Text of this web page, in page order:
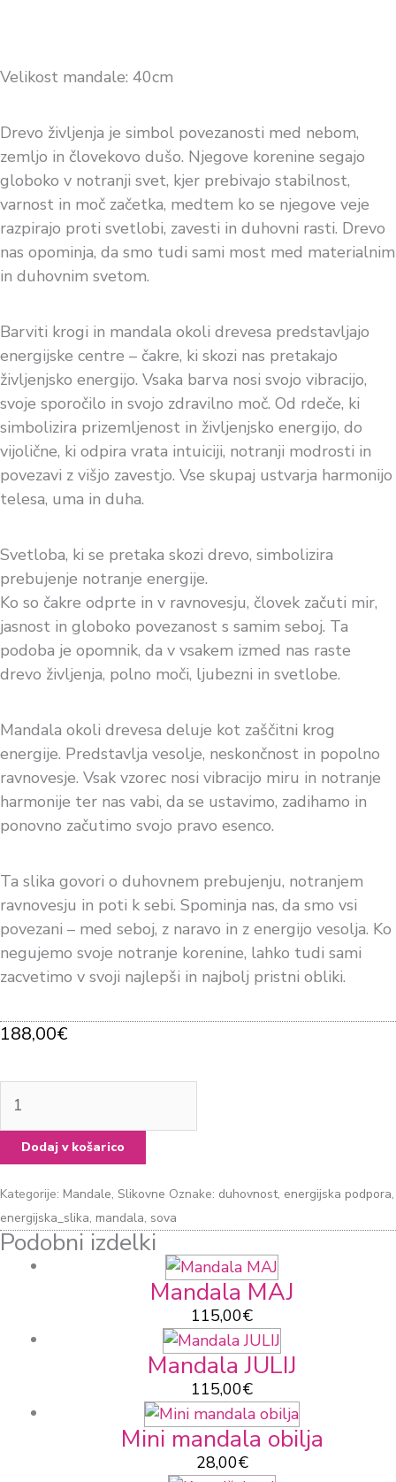
Velikost mandale: 40cm
Drevo življenja je simbol povezanosti med nebom,
zemljo in človekovo dušo. Njegove korenine segajo
globoko v notranji svet, kjer prebivajo stabilnost,
varnost in moč začetka, medtem ko se njegove veje
razpirajo proti svetlobi, zavesti in duhovni rasti. Drevo
nas opominja, da smo tudi sami most med materialnim
in duhovnim svetom.
Barviti krogi in mandala okoli drevesa predstavljajo
energijske centre – čakre, ki skozi nas pretakajo
življenjsko energijo. Vsaka barva nosi svojo vibracijo,
svoje sporočilo in svojo zdravilno moč. Od rdeče, ki
simbolizira prizemljenost in življenjsko energijo, do
vijolične, ki odpira vrata intuiciji, notranji modrosti in
povezavi z višjo zavestjo. Vse skupaj ustvarja harmonijo
telesa, uma in duha.
Svetloba, ki se pretaka skozi drevo, simbolizira
prebujenje notranje energije.
Ko so čakre odprte in v ravnovesju, človek začuti mir,
jasnost in globoko povezanost s samim seboj. Ta
podoba je opomnik, da v vsakem izmed nas raste
drevo življenja, polno moči, ljubezni in svetlobe.
Mandala okoli drevesa deluje kot zaščitni krog
energije. Predstavlja vesolje, neskončnost in popolno
ravnovesje. Vsak vzorec nosi vibracijo miru in notranje
harmonije ter nas vabi, da se ustavimo, zadihamo in
ponovno začutimo svojo pravo esenco.
Ta slika govori o duhovnem prebujenju, notranjem
ravnovesju in poti k sebi. Spominja nas, da smo vsi
povezani – med seboj, z naravo in z energijo vesolja. Ko
negujemo svoje notranje korenine, lahko tudi sami
zacvetimo v svoji najlepši in najbolj pristni obliki.
188,00€
Dodaj v košarico
Kategorije: Mandale, Slikovne Oznake: duhovnost, energijska podpora,
energijska_slika, mandala, sova
Podobni izdelki
Mandala MAJ
115,00€
Mandala JULIJ
115,00€
Mini mandala obilja
28,00€